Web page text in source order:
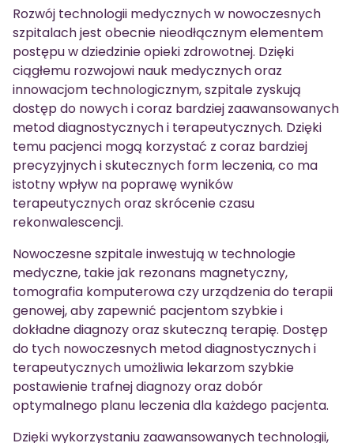
Rozwój technologii medycznych w nowoczesnych
szpitalach jest obecnie nieodłącznym elementem
postępu w dziedzinie opieki zdrowotnej. Dzięki
ciągłemu rozwojowi nauk medycznych oraz
innowacjom technologicznym, szpitale zyskują
dostęp do nowych i coraz bardziej zaawansowanych
metod diagnostycznych i terapeutycznych. Dzięki
temu pacjenci mogą korzystać z coraz bardziej
precyzyjnych i skutecznych form leczenia, co ma
istotny wpływ na poprawę wyników
terapeutycznych oraz skrócenie czasu
rekonwalescencji.
Nowoczesne szpitale inwestują w technologie
medyczne, takie jak rezonans magnetyczny,
tomografia komputerowa czy urządzenia do terapii
genowej, aby zapewnić pacjentom szybkie i
dokładne diagnozy oraz skuteczną terapię. Dostęp
do tych nowoczesnych metod diagnostycznych i
terapeutycznych umożliwia lekarzom szybkie
postawienie trafnej diagnozy oraz dobór
optymalnego planu leczenia dla każdego pacjenta.
Dzięki wykorzystaniu zaawansowanych technologii,